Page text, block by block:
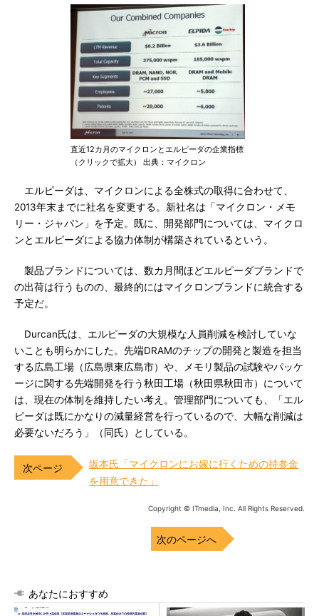
直近12カ月のマイクロンとエルピーダの企業指標
（クリックで拡大） 出典：マイクロン
エルピーダは、マイクロンによる全株式の取得に合わせて、
2013年末までに社名を変更する。新社名は「マイクロン・メモ
リー・ジャパン」を予定。既に、開発部門については、マイクロ
ンとエルピーダによる協力体制が構築されているという。
製品ブランドについては、数カ月間ほどエルピーダブランドで
の出荷は行うものの、最終的にはマイクロンブランドに統合する
予定だ。
Durcan氏は、エルピーダの大規模な人員削減を検討していな
いことも明らかにした。先端DRAMのチップの開発と製造を担当
する広島工場（広島県東広島市）や、メモリ製品の試験やパッケ
ージに関する先端開発を行う秋田工場（秋田県秋田市）について
は、現在の体制を維持したい考え。管理部門についても、「エル
ピーダは既にかなりの減量経営を行っているので、大幅な削減は
必要ないだろう」（同氏）としている。
坂本氏「マイクロンにお嫁に行くための持参金
を用意できた」
Copyright © ITmedia, Inc. All Rights Reserved.
次のページへ
あなたにおすすめ